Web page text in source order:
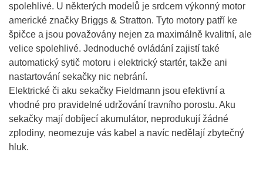
spolehlivé. U některých modelů je srdcem výkonný motor
americké značky Briggs & Stratton. Tyto motory patří ke
špičce a jsou považovány nejen za maximálně kvalitní, ale
velice spolehlivé. Jednoduché ovládání zajistí také
automatický sytič motoru i elektrický startér, takže ani
nastartování sekačky nic nebrání.
Elektrické či aku sekačky Fieldmann jsou efektivní a
vhodné pro pravidelné udržování travního porostu. Aku
sekačky mají dobíjecí akumulátor, neprodukují žádné
zplodiny, neomezuje vás kabel a navíc nedělají zbytečný
hluk.